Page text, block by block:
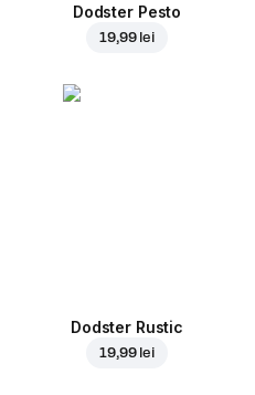
Dodster Pesto
19,99 lei
Dodster Rustic
19,99 lei